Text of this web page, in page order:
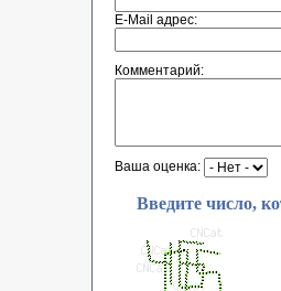
E-Mail адрес:
Комментарий:
Ваша оценка:
Введите число,